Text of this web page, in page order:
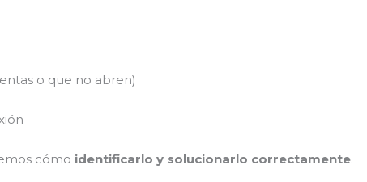
o que no abren)
cómo identificarlo y solucionarlo correctamente.